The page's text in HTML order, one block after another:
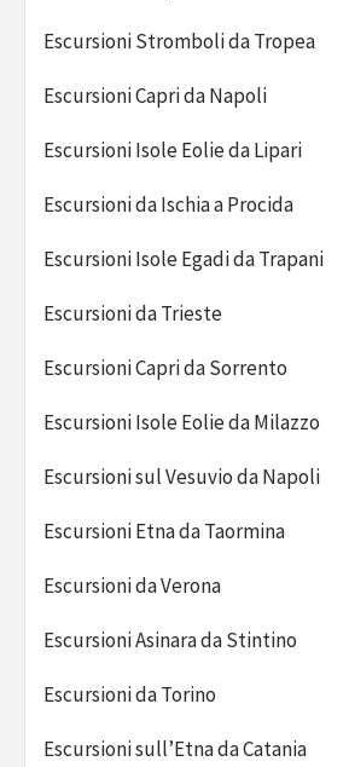
Escursioni Stromboli da Tropea
Escursioni Capri da Napoli
Escursioni Isole Eolie da Lipari
Escursioni da Ischia a Procida
Escursioni Isole Egadi da Trapani
Escursioni da Trieste
Escursioni Capri da Sorrento
Escursioni Isole Eolie da Milazzo
Escursioni sul Vesuvio da Napoli
Escursioni Etna da Taormina
Escursioni da Verona
Escursioni Asinara da Stintino
Escursioni da Torino
Escursioni sull’Etna da Catania